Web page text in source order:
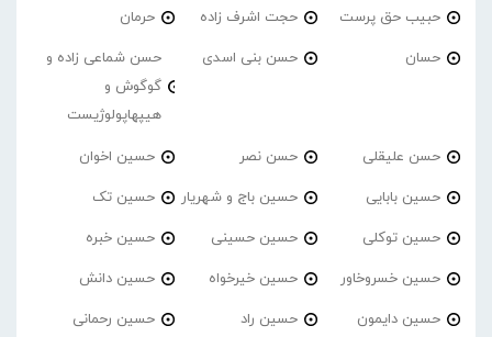
حبیب حق پرست حجت اشرف زاده حرمان
حسان حسن بنی اسدی
حسن شماعی زاده و
گوگوش و
هیپهاپولوژیست
حسن علیقلی حسن نصر حسین اخوان
حسین بابایی حسین باج و شهریار حسین تک
حسین توکلی حسین حسینی حسین خبره
حسین خسروخاور حسین خیرخواه حسین دانش
حسین دایمون حسین راد حسین رحمانی